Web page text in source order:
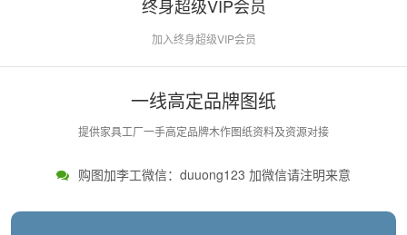
终身超级VIP会员
加入终身超级VIP会员
一线高定品牌图纸
提供家具工厂一手高定品牌木作图纸资料及资源对接
购图加李工微信：duuong123 加微信请注明来意